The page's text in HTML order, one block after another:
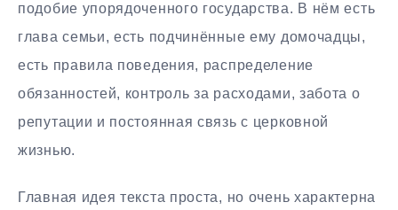
подобие упорядоченного государства. В нём есть
глава семьи, есть подчинённые ему домочадцы,
есть правила поведения, распределение
обязанностей, контроль за расходами, забота о
репутации и постоянная связь с церковной
жизнью.
Главная идея текста проста, но очень характерна